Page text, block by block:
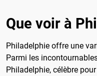
Que voir à
Philadelphie offre une
Parmi les
Philadelphie, célèbre